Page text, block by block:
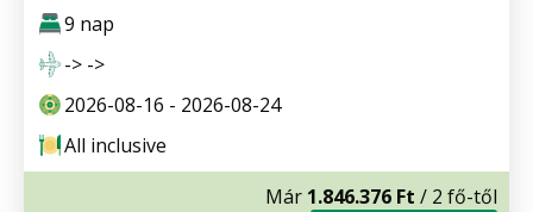
9 nap
-> ->
2026-08-16 - 2026-08-24
All inclusive
Már 1.846.376 Ft / 2 fő-től